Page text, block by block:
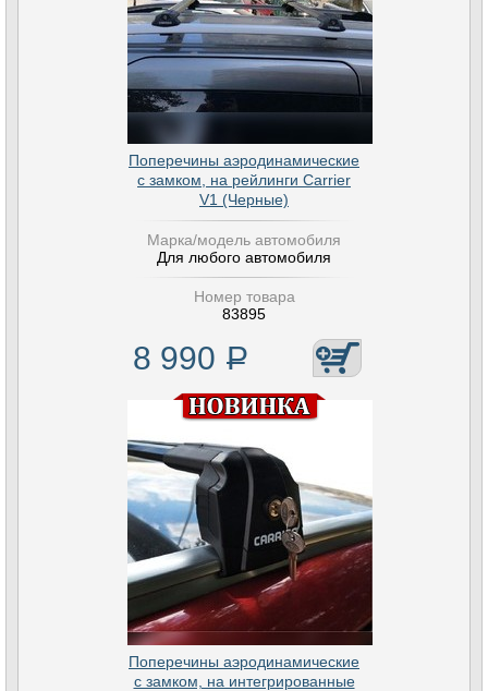
Поперечины аэродинамические
с замком, на рейлинги Carrier
V1 (Черные)
Марка/модель автомобиля
Для любого автомобиля
Номер товара
83895
8 990 Р
Поперечины аэродинамические
с замком, на интегрированные